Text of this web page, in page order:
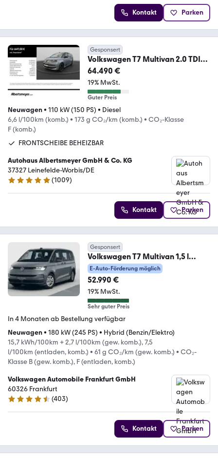
Kontakt Parken
Gesponsert
Volkswagen T7 Multivan 2.0 TDI
Edition +LANG+MATRIX+NAVI+LM
64.490 €
19% MwSt.
Guter Preis
Neuwagen• 110 kW (150 PS) • Diesel
6,6 l/100km (komb.) • 173 g CO₂/km (komb.) • CO₂-Klasse
F (komb.)
FRONTSCHEIBE BEHEIZBAR
Autohaus Albertsmeyer GmbH & Co. KG
37327 Leinefelde-Worbis/DE
4.8 Sterne
(1009)
Kontakt Parken
Gesponsert
Volkswagen T7 Multivan 1,5 l
eHybrid DSG 4MOTION *AKTION*
E-Auto-Förderung möglich
52.990 €
19% MwSt.
Sehr guter Preis
In 4 Monaten ab Bestellung verfügbar
Neuwagen• 180 kW (245 PS) • Hybrid (Benzin/Elektro)
15,7 kWh/100km + 2,7 l/100km (gew. komb.), 7,5
l/100km (entladen, komb.) • 61 g CO₂/km (gew. komb.) • CO₂-
Klasse B (gew. komb.), F (entladen, komb.)
Volkswagen Automobile Frankfurt GmbH
60326 Frankfurt
4.3 Sterne
(403)
Kontakt Parken